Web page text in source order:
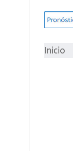
o
íInicio